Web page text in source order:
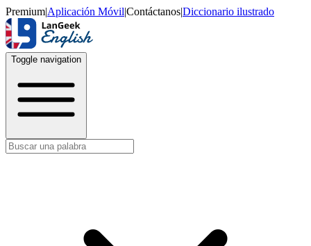
Premium|Aplicación Móvil|Contáctanos|Diccionario ilustrado
Toggle navigation